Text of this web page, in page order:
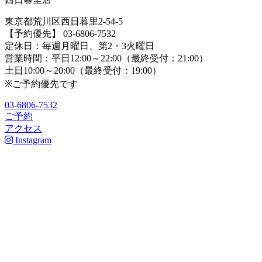
東京都荒川区西日暮里2-54-5
【予約優先】 03-6806-7532
定休日：毎週月曜日、第2・3火曜日
営業時間：平日12:00～22:00（最終受付：21:00）
土日10:00～20:00（最終受付：19:00）
※ご予約優先です
03-6806-7532
ご予約
アクセス
Instagram